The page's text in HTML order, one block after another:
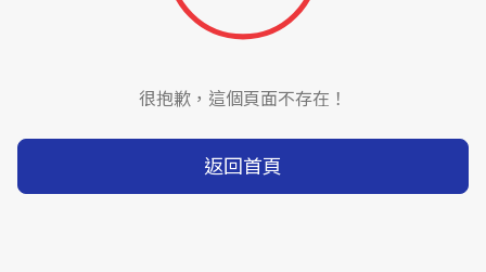
很抱歉，這個頁面不存在！
返回首頁